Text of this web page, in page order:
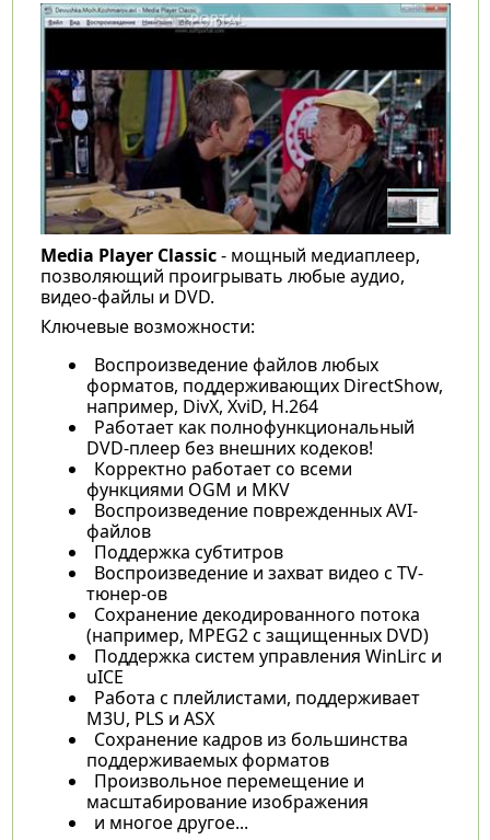
Media Player Classic- мощный медиаплеер,
позволяющий проигрывать любые аудио,
видео-файлы и DVD.
Ключевые возможности:
Воспроизведение файлов любых
форматов, поддерживающих DirectShow,
например, DivX, XviD, H.264
Работает как полнофункциональный
DVD-плеер без внешних кодеков!
Корректно работает со всеми
функциями OGM и MKV
Воспроизведение поврежденных AVI-
файлов
Поддержка субтитров
Воспроизведение и захват видео с TV-
тюнер-ов
Сохранение декодированного потока
(например, MPEG2 с защищенных DVD)
Поддержка систем управления WinLirc и
uICE
Работа с плейлистами, поддерживает
M3U, PLS и ASX
Сохранение кадров из большинства
поддерживаемых форматов
Произвольное перемещение и
масштабирование изображения
и многое другое...